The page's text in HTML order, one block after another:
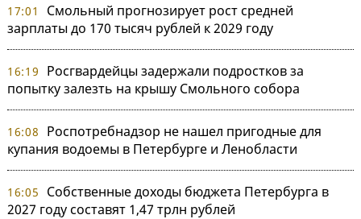
17:01
Смольный прогнозирует рост средней
зарплаты до 170 тысяч рублей к 2029 году
16:19
Росгвардейцы задержали подростков за
попытку залезть на крышу Смольного собора
16:08
Роспотребнадзор не нашел пригодные для
купания водоемы в Петербурге и Ленобласти
16:05
Собственные доходы бюджета Петербурга в
2027 году составят 1,47 трлн рублей